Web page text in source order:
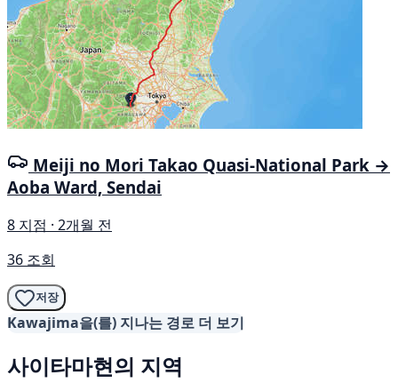
Meiji no Mori Takao Quasi-National Park →
Aoba Ward, Sendai
8 지점 · 2개월 전
36 조회
저장
Kawajima을(를) 지나는 경로 더 보기
사이타마현의 지역